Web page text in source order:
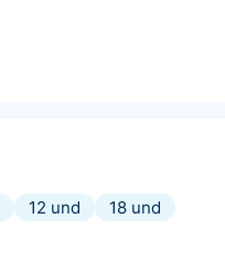
12 und
18 und